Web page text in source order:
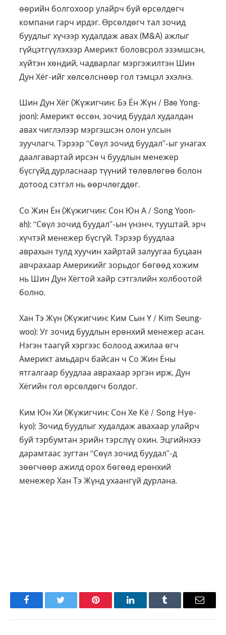
өөрийн болгохоор улайрч буй өрсөлдөгч
компани гарч ирдэг. Өрсөлдөгч тал зочид
буудлыг хүчээр худалдаж авах (M&A) ажлыг
гүйцэтгүүлэхээр Америкт боловсрол эзэмшсэн,
хүйтэн хөндий, чадварлаг мэргэжилтэн Шин
Дун Хёг-ийг хөлсөлснөөр гол тэмцэл эхэлнэ.
Шин Дун Хёг (Жүжигчин: Бэ Ён Жүн / Bae Yong-
joon): Америкт өссөн, зочид буудал худалдан
авах чиглэлээр мэргэшсэн олон улсын
зуучлагч. Тэрээр “Сөүл зочид буудал”-ыг унагах
даалгавартай ирсэн ч буудлын менежер
бүсгүйд дурласнаар түүний төлөвлөгөө болон
дотоод сэтгэл нь өөрчлөгддөг.
Со Жин Ён (Жүжигчин: Сон Юн А / Song Yoon-
ah): “Сөүл зочид буудал”-ын үнэнч, тууштай, эрч
хүчтэй менежер бүсгүй. Тэрээр буудлаа
аврахын тулд хуучин хайртай залуугаа буцаан
авчрахаар Америкийг зорьдог бөгөөд хожим
нь Шин Дун Хёгтой хайр сэтгэлийн холбоотой
болно.
Хан Тэ Жүн (Жүжигчин: Ким Сын Ү / Kim Seung-
woo): Уг зочид буудлын ерөнхий менежер асан.
Нэгэн таагүй хэргээс болоод ажилаа өгч
Америкт амьдарч байсан ч Со Жин Ёны
ятгалгаар буудлаа аврахаар эргэн ирж, Дун
Хёгийн гол өрсөлдөгч болдог.
Ким Юн Хи (Жүжигчин: Сон Хе Кё / Song Hye-
kyo): Зочид буудлыг худалдаж авахаар улайрч
буй тэрбумтан эрийн тэрслүү охин. Эцгийнхээ
дарамтаас зугтан “Сөүл зочид буудал”-д
зөөгчөөр ажилд орох бөгөөд ерөнхий
менежер Хан Тэ Жүнд ухаангүй дурлана.
FacebookTwitter Pinterest LinkedInTumblr Имэйл